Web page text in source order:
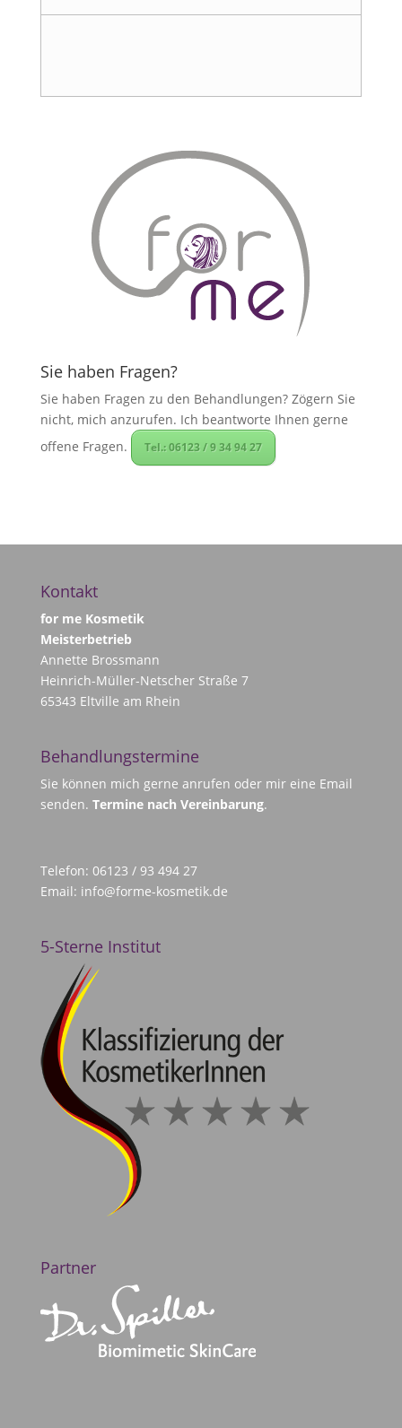
Sie haben Fragen?
Sie haben Fragen zu den Behandlungen? Zögern Sie
nicht, mich anzurufen. Ich beantworte Ihnen gerne
offene Fragen.
Tel.: 06123 / 9 34 94 27
Kontakt
for me Kosmetik
Meisterbetrieb
Annette Brossmann
Heinrich-Müller-Netscher Straße 7
65343 Eltville am Rhein
Behandlungstermine
Sie können mich gerne anrufen oder mir eine Email
senden. Termine nach Vereinbarung.
Telefon: 06123 / 93 494 27
Email: info@forme-kosmetik.de
5-Sterne Institut
Partner